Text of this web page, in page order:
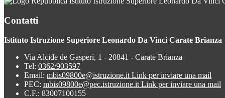
Contatti
Istituto Istruzione Superiore Leonardo Da Vinci Carate Brianza
Via Alcide de Gasperi, 1 - 20841 - Carate Brianza
Tel: 0362/903597
Email: mbis09800e@istruzione.it Link per inviare una mail
PEC: mbis09800e@pec.istruzione.it Link per inviare una mail
C.F.: 83007100155